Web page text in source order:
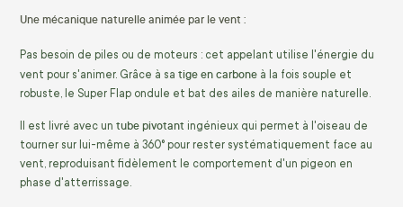
Une mécanique naturelle animée par le vent :
Pas besoin de piles ou de moteurs : cet appelant utilise l'énergie du
vent pour s'animer. Grâce à sa tige en carbone à la fois souple et
robuste, le Super Flap ondule et bat des ailes de manière naturelle.
Il est livré avec un tube pivotant ingénieux qui permet à l'oiseau de
tourner sur lui-même à 360° pour rester systématiquement face au
vent, reproduisant fidèlement le comportement d'un pigeon en
phase d'atterrissage.